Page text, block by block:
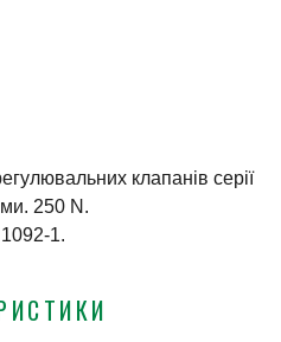
клапанів серії
250 N.
1.